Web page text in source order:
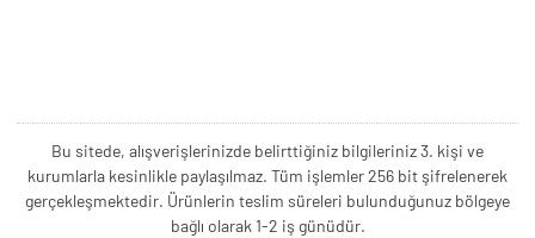
Bu sitede, alışverişlerinizde belirttiğiniz bilgileriniz 3. kişi ve
kurumlarla kesinlikle paylaşılmaz. Tüm işlemler 256 bit şifrelenerek
gerçekleşmektedir. Ürünlerin teslim süreleri bulunduğunuz bölgeye
bağlı olarak 1-2 iş günüdür.